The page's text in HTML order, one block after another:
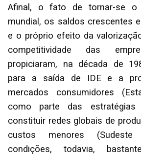
Afinal, o fato de tornar-se o
mundial, os saldos crescentes
e o próprio efeito da
competitividade das
propiciaram, na década de
para a saída de IDE e a
mercados consumidores
como parte das estratégias
constituir redes globais de
custos menores (Sudeste
condições, todavia,